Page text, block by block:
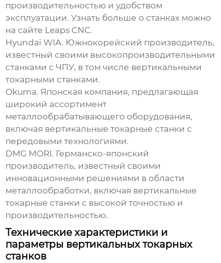
производительностью и удобством
эксплуатации. Узнать больше о станках можно
на сайте Leaps CNC.
Hyundai WIA. Южнокорейский производитель,
известный своими высокопроизводительными
станками с ЧПУ, в том числе вертикальными
токарными станками.
Okuma. Японская компания, предлагающая
широкий ассортимент
металлообрабатывающего оборудования,
включая вертикальные токарные станки с
передовыми технологиями.
DMG MORI. Германско-японский
производитель, известный своими
инновационными решениями в области
металлообработки, включая вертикальные
токарные станки с высокой точностью и
производительностью.
Технические характеристики и
параметры вертикальных токарных
станков